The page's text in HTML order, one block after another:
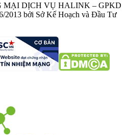
MẠI DỊCH VỤ HALINK – GPKD
2013 bởi Sở Kế Hoạch và Đầu Tư